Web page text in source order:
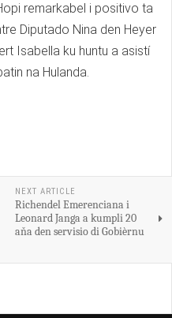
remarkabel i positivo ta
Diputado Nina den Heyer
Isabella ku huntu a asistí
na Hulanda.
NEXT ARTICLE
Richendel Emerenciana i
Leonard Janga a kumpli 20
aňa den servisio di Gobièrnu